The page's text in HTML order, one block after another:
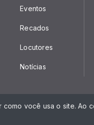
Eventos
Recados
Locutores
Notícias
você usa o site. Ao